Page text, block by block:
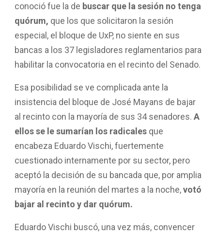
conoció fue la de buscar que la sesión no tenga
quórum, que los que solicitaron la sesión
especial, el bloque de UxP, no siente en sus
bancas a los 37 legisladores reglamentarios para
habilitar la convocatoria en el recinto del Senado.
Esa posibilidad se ve complicada ante la
insistencia del bloque de José Mayans de bajar
al recinto con la mayoría de sus 34 senadores. A
ellos se le sumarían los radicales que
encabeza Eduardo Vischi, fuertemente
cuestionado internamente por su sector, pero
aceptó la decisión de su bancada que, por amplia
mayoría en la reunión del martes a la noche,votó
bajar al recinto y dar quórum.
Eduardo Vischi buscó, una vez más, convencer